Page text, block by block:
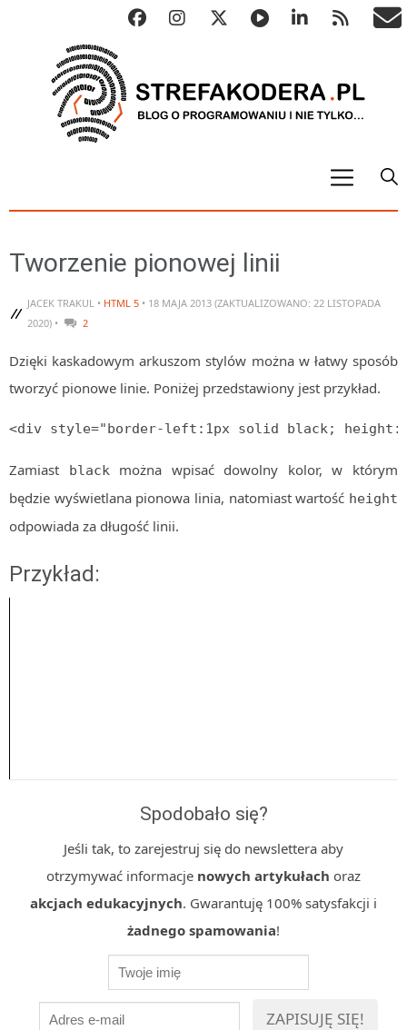
ALGO
Abstrakcyjne struktury danych
Metody numeryczne
Algorytmy szyfrujące
Algorytmy konwersji
Algorytmy wyszukiwania
WordPress
Android
KONTROLA WERSJI
Git
BAZY
MySQL
Tworzenie pionowej linii
JACEK TRAKUL • HTML 5 • 18 MAJA 2013 (ZAKTUALIZOWANO: 22 LISTOPADA
2020) •
2
Dzięki kaskadowym arkuszom stylów można w łatwy sposób
tworzyć pionowe linie. Poniżej przedstawiony jest przykład.
<div style="border-left:1px solid black; height:
Zamiast black można wpisać dowolny kolor, w którym
będzie wyświetlana pionowa linia, natomiast wartość height
odpowiada za długość linii.
Przykład:
Spodobało się?
Jeśli tak, to zarejestruj się do newslettera aby
otrzymywać informacje nowych artykułach oraz
akcjach edukacyjnych. Gwarantuję 100% satysfakcji i
żadnego spamowania!